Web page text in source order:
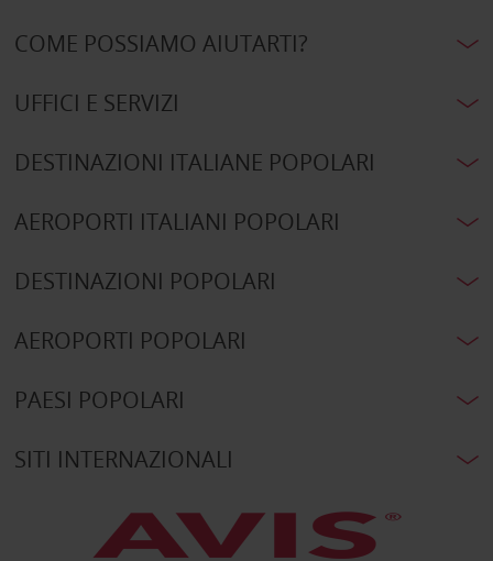
COME POSSIAMO AIUTARTI?
UFFICI E SERVIZI
DESTINAZIONI ITALIANE POPOLARI
AEROPORTI ITALIANI POPOLARI
DESTINAZIONI POPOLARI
AEROPORTI POPOLARI
PAESI POPOLARI
SITI INTERNAZIONALI